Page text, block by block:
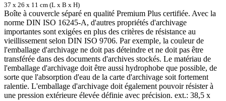
37 x 26 x 11 cm (L x B x H)
Boîte à couvercle séparé en qualité Premium Plus certifiée. Avec la
norme DIN ISO 16245-A, d'autres propriétés d'archivage
importantes sont exigées en plus des critères de résistance au
vieillissement selon DIN ISO 9706. Par exemple, la couleur de
l'emballage d'archivage ne doit pas déteindre et ne doit pas être
transférée dans des documents d'archives stockés. Le matériau de
l'emballage d'archivage doit être aussi hydrophobe que possible, de
sorte que l'absorption d'eau de la carte d'archivage soit fortement
ralentie. L'emballage d'archivage doit également pouvoir résister à
une pression extérieure élevée définie avec précision. ext.: 38,5 x